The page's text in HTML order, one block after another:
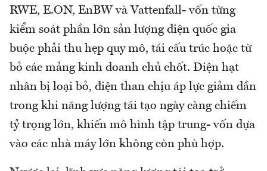
RWE, E.ON, EnBW và Vattenfall- vốn từng
kiểm soát phần lớn sản lượng điện quốc gia
buộc phải thu hẹp quy mô, tái cấu trúc hoặc từ
bỏ các mảng kinh doanh chủ chốt. Điện hạt
nhân bị loại bỏ, điện than chịu áp lực giảm dần
trong khi năng lượng tái tạo ngày càng chiếm
tỷ trọng lớn, khiến mô hình tập trung- vốn dựa
vào các nhà máy lớn không còn phù hợp.